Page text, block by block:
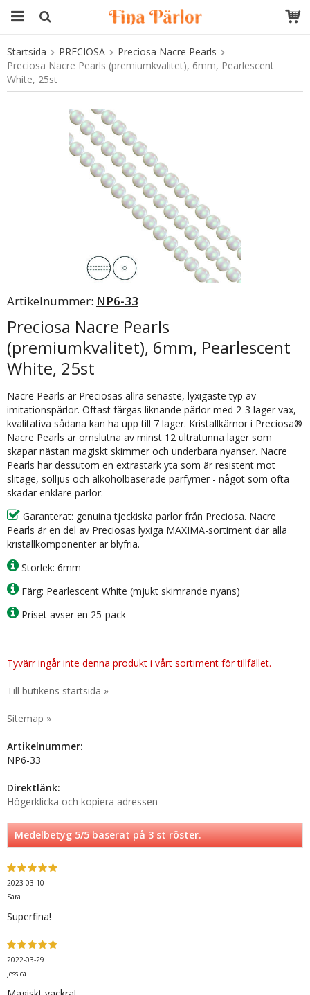
Produkten har blivit tillagd i varukorgen
Startsida PRECIOSA
Preciosa Nacre Pearls
Preciosa Nacre Pearls (premiumkvalitet), 6mm, Pearlescent
White, 25st
Artikelnummer: NP6-33
Preciosa Nacre Pearls
(premiumkvalitet), 6mm, Pearlescent
White, 25st
Nacre Pearls är Preciosas allra senaste, lyxigaste typ av
imitationspärlor. Oftast färgas liknande pärlor med 2-3 lager vax,
kvalitativa sådana kan ha upp till 7 lager. Kristallkärnor i Preciosa®
Nacre Pearls är omslutna av minst 12 ultratunna lager som
skapar nästan magiskt skimmer och underbara nyanser. Nacre
Pearls har dessutom en extrastark yta som är resistent mot
slitage, solljus och alkoholbaserade parfymer - något som ofta
skadar enklare pärlor.
Garanterat: genuina tjeckiska pärlor från Preciosa. Nacre
Pearls är en del av Preciosas lyxiga MAXIMA-sortiment där alla
kristallkomponenter är blyfria.
Storlek: 6mm
Färg: Pearlescent White (mjukt skimrande nyans)
Priset avser en 25-pack
Tyvärr ingår inte denna produkt i vårt sortiment för tillfället.
Till butikens startsida »
Sitemap »
Artikelnummer:
NP6-33
Direktlänk:
Högerklicka och kopiera adressen
Medelbetyg5/5 baserat på3st röster.
2023-03-10
Sara
Superfina!
2022-03-29
Jessica